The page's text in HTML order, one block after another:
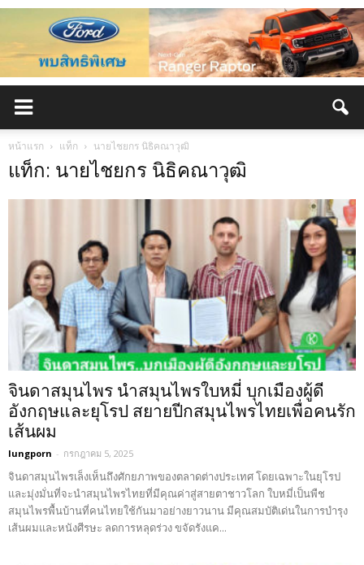
หน้าแรก แท็ก นายไชยกร นิธิคณาวุฒิ
แท็ก: นายไชยกร นิธิคณาวุฒิ
จินดาสมุนไพร นำสมุนไพรใบหมี่ บุกเมืองผู้ดี
อังกฤษและยุโรป สยายปีกสมุนไพรไทยเพื่อคนรัก
เส้นผม
lungporn - กรกฎาคม 5, 2025
จินดาสมุนไพรเล็งเห็นถึงศักยภาพของตลาดต่างประเทศ โดยเฉพาะในยุโรป
และมุ่งมั่นที่จะนำสมุนไพรไทยที่มีคุณค่าสู่สายตาชาวโลก ใบหมี่เป็นพืช
สมุนไพรพื้นบ้านที่คนไทยใช้กันมาอย่างยาวนาน มีคุณสมบัติเด่นในการบำรุง
เส้นผมและหนังศีรษะ ลดการหลุดร่วง ขจัดรังแค...